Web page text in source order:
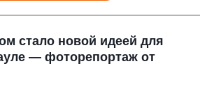
стало новой идеей для
— фоторепортаж от